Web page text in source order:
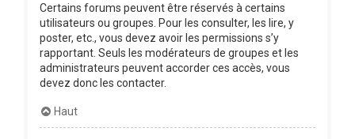
Certains forums peuvent être réservés à certains
utilisateurs ou groupes. Pour les consulter, les lire, y
poster, etc., vous devez avoir les permissions s’y
rapportant. Seuls les modérateurs de groupes et les
administrateurs peuvent accorder ces accès, vous
devez donc les contacter.
Haut